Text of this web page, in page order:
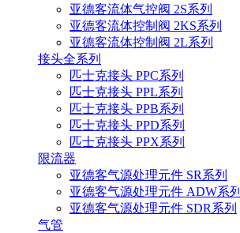
亚德客流体气控阀 2S系列
亚德客流体控制阀 2KS系列
亚德客流体控制阀 2L系列
接头全系列
匹士克接头 PPC系列
匹士克接头 PPL系列
匹士克接头 PPB系列
匹士克接头 PPD系列
匹士克接头 PPX系列
限流器
亚德客气源处理元件 SR系列
亚德客气源处理元件 ADW系列
亚德客气源处理元件 SDR系列
气管